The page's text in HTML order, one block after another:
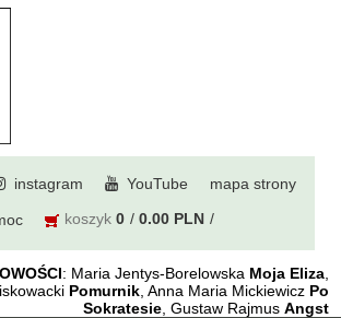
instagram YouTube mapa strony
koszyk 0 0.00 PLN
: Maria Jentys-Borelowska Moja Eliza,
Pomurnik, Anna Maria Mickiewicz Po
Sokratesie, Gustaw Rajmus Angst